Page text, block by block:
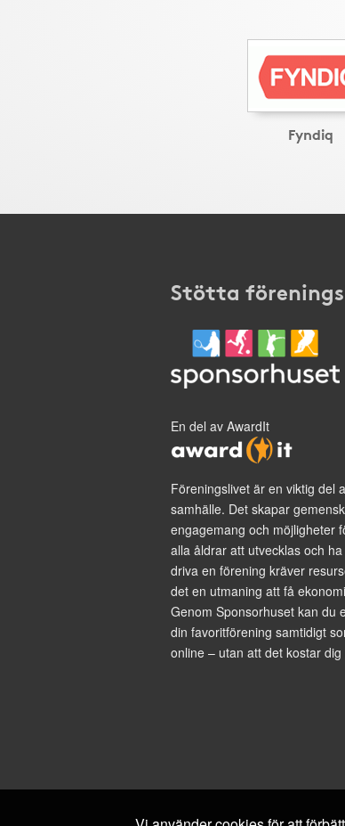
Fyndiq
Stötta
En del av AwardIt
Föreningslivet är en viktig del
samhälle. Det skapar
engagemang och möjligheter
alla åldrar att utvecklas och
driva en förening kräver
det en utmaning att få
Genom Sponsorhuset kan du
din favoritförening samtidigt
online – utan att det kostar